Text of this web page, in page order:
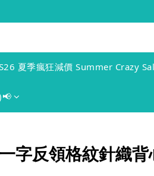
夏季瘋狂減價 Summer Crazy
字反領格紋針織背